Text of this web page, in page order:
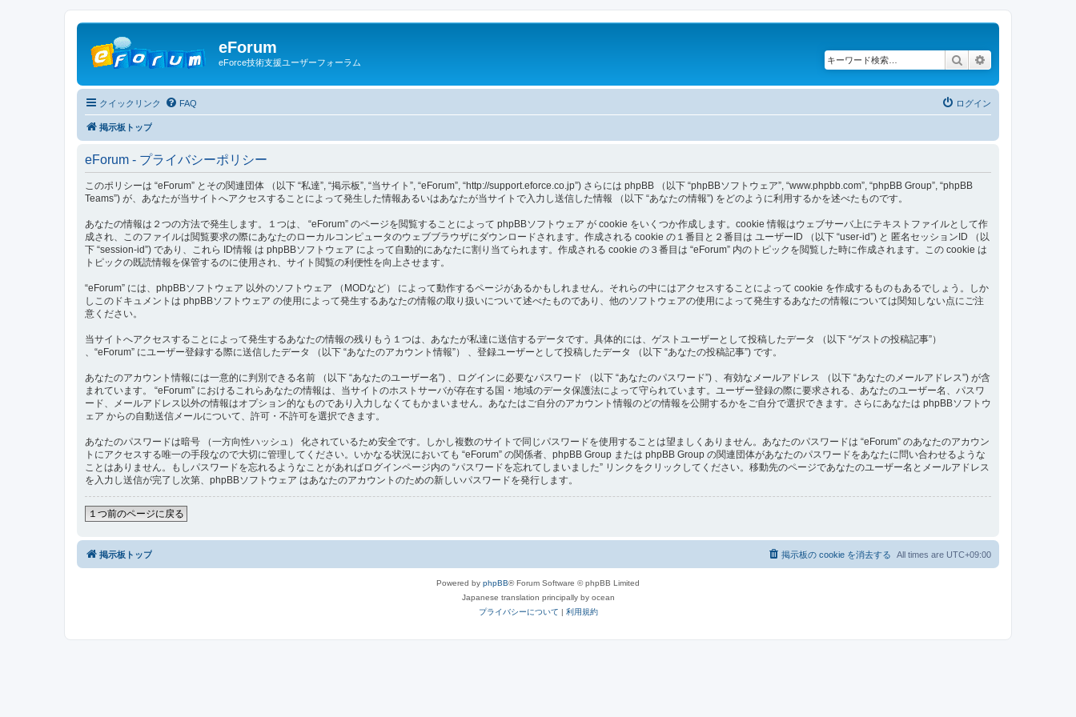
eForum
eForce技術支援ユーザーフォーラム 検索
クイックリンク FAQ ログイン
掲示板トップ
eForum - プライバシーポリシー
このポリシーは “eForum” とその関連団体 （以下 “私達”, “掲示板”, “当サイト”, “eForum”, “http://support.eforce.co.jp”) さらには phpBB （以下 “phpBBソフトウェア”, “www.phpbb.com”, “phpBB Group”, “phpBB
Teams”) が、あなたが当サイトへアクセスすることによって発生した情報あるいはあなたが当サイトで入力し送信した情報 （以下 “あなたの情報”) をどのように利用するかを述べたものです。
あなたの情報は２つの方法で発生します。１つは、 “eForum” のページを閲覧することによって phpBBソフトウェア が cookie をいくつか作成します。cookie 情報はウェブサーバ上にテキストファイルとして作
成され、このファイルは閲覧要求の際にあなたのローカルコンピュータのウェブブラウザにダウンロードされます。作成される cookie の１番目と２番目は ユーザーID （以下 “user-id”) と 匿名セッションID （以
下 “session-id”) であり、これら ID情報 は phpBBソフトウェア によって自動的にあなたに割り当てられます。作成される cookie の３番目は “eForum” 内のトピックを閲覧した時に作成されます。この cookie は
トピックの既読情報を保管するのに使用され、サイト閲覧の利便性を向上させます。
“eForum” には、phpBBソフトウェア 以外のソフトウェア （MODなど） によって動作するページがあるかもしれません。それらの中にはアクセスすることによって cookie を作成するものもあるでしょう。しか
しこのドキュメントは phpBBソフトウェア の使用によって発生するあなたの情報の取り扱いについて述べたものであり、他のソフトウェアの使用によって発生するあなたの情報については関知しない点にご注
意ください。
当サイトへアクセスすることによって発生するあなたの情報の残りもう１つは、あなたが私達に送信するデータです。具体的には、ゲストユーザーとして投稿したデータ （以下 “ゲストの投稿記事”）
、“eForum” にユーザー登録する際に送信したデータ （以下 “あなたのアカウント情報”） 、登録ユーザーとして投稿したデータ （以下 “あなたの投稿記事”) です。
あなたのアカウント情報には一意的に判別できる名前 （以下 “あなたのユーザー名”) 、ログインに必要なパスワード （以下 “あなたのパスワード”) 、有効なメールアドレス （以下 “あなたのメールアドレス”) が含
まれています。 “eForum” におけるこれらあなたの情報は、当サイトのホストサーバが存在する国・地域のデータ保護法によって守られています。ユーザー登録の際に要求される、あなたのユーザー名、パスワ
ード、メールアドレス以外の情報はオプション的なものであり入力しなくてもかまいません。あなたはご自分のアカウント情報のどの情報を公開するかをご自分で選択できます。さらにあなたは phpBBソフトウ
ェア からの自動送信メールについて、許可・不許可を選択できます。
あなたのパスワードは暗号 （一方向性ハッシュ） 化されているため安全です。しかし複数のサイトで同じパスワードを使用することは望ましくありません。あなたのパスワードは “eForum” のあなたのアカウン
トにアクセスする唯一の手段なので大切に管理してください。いかなる状況においても “eForum” の関係者、phpBB Group または phpBB Group の関連団体があなたのパスワードをあなたに問い合わせるような
ことはありません。もしパスワードを忘れるようなことがあればログインページ内の “パスワードを忘れてしまいました” リンクをクリックしてください。移動先のページであなたのユーザー名とメールアドレス
を入力し送信が完了し次第、phpBBソフトウェア はあなたのアカウントのための新しいパスワードを発行します。
１つ前のページに戻る
掲示板トップ All times are UTC+09:00
掲示板の cookie を消去する
Powered by phpBB® Forum Software © phpBB Limited
Japanese translation principally by ocean
プライバシーについて | 利用規約